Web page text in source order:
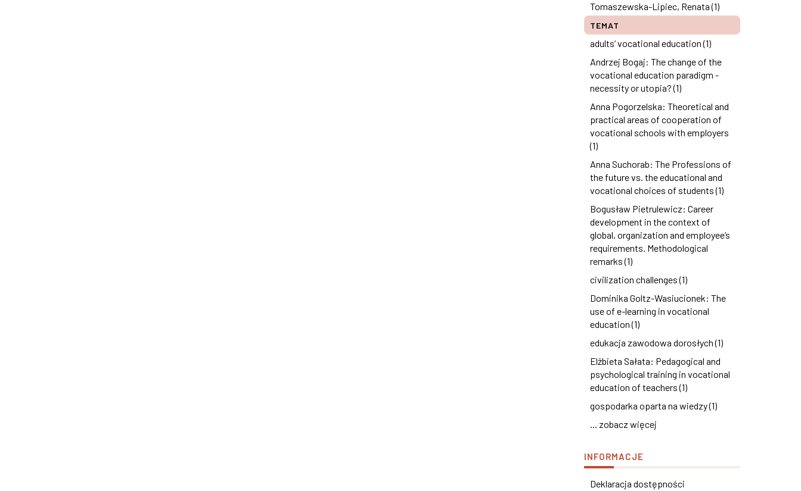
Tomaszewska-Lipiec, Renata (1)
TEMAT
adults’ vocational education (1)
Andrzej Bogaj: The change of the
vocational education paradigm -
necessity or utopia? (1)
Anna Pogorzelska: Theoretical and
practical areas of cooperation of
vocational schools with employers
(1)
Anna Suchorab: The Professions of
the future vs. the educational and
vocational choices of students (1)
Bogusław Pietrulewicz: Career
development in the context of
global, organization and employee’s
requirements. Methodological
remarks (1)
civilization challenges (1)
Dominika Goltz-Wasiucionek: The
use of e-learning in vocational
education (1)
edukacja zawodowa dorosłych (1)
Elżbieta Sałata: Pedagogical and
psychological training in vocational
education of teachers (1)
gospodarka oparta na wiedzy (1)
... zobacz więcej
INFORMACJE
Deklaracja dostępności